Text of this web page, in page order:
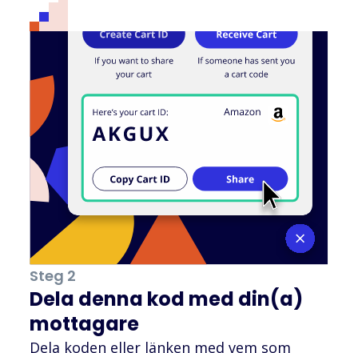
Steg 2
Dela denna kod med din(a)
mottagare
Dela koden eller länken med vem som